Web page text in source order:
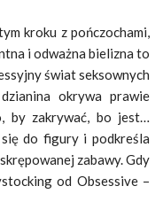
kroku z pończochami,
i odważna bielizna to
świat seksownych
okrywa prawie
by zakrywać, bo jest…
do figury i podkreśla
zabawy. Gdy
od Obsessive –